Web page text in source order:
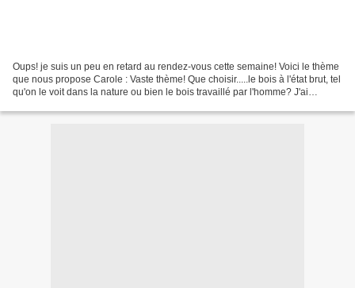
Oups! je suis un peu en retard au rendez-vous cette semaine! Voici le thème
que nous propose Carole : Vaste thème! Que choisir.....le bois à l'état brut, tel
qu'on le voit dans la nature ou bien le bois travaillé par l'homme? J'ai